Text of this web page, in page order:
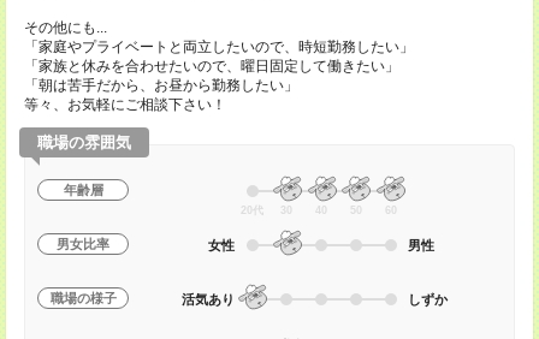
その他にも...
「家庭やプライベートと両立したいので、時短勤務したい」
「家族と休みを合わせたいので、曜日固定して働きたい」
「朝は苦手だから、お昼から勤務したい」
等々、お気軽にご相談下さい！
職場の雰囲気
年齢層
20代 30 40 50 60
男女比率 女性 男性
職場の様子 活気あり しずか